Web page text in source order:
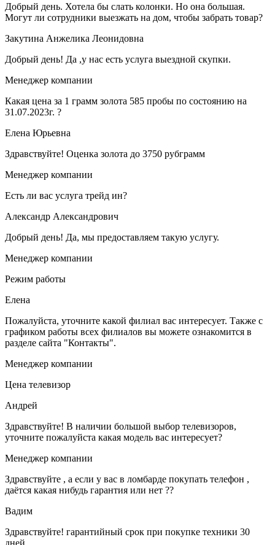
Добрый день. Хотела бы слать колонки. Но она большая.
Могут ли сотрудники выезжать на дом, чтобы забрать товар?
Закутина Анжелика Леонидовна
Добрый день! Да ,у нас есть услуга выездной скупки.
Менеджер компании
Какая цена за 1 грамм золота 585 пробы по состоянию на
31.07.2023г. ?
Елена Юрьевна
Здравствуйте! Оценка золота до 3750 рубграмм
Менеджер компании
Есть ли вас услуга трейд ин?
Александр Александрович
Добрый день! Да, мы предоставляем такую услугу.
Менеджер компании
Режим работы
Елена
Пожалуйста, уточните какой филиал вас интересует. Также с
графиком работы всех филиалов вы можете ознакомится в
разделе сайта "Контакты".
Менеджер компании
Цена телевизор
Андрей
Здравствуйте! В наличии большой выбор телевизоров,
уточните пожалуйста какая модель вас интересует?
Менеджер компании
Здравствуйте , а если у вас в ломбарде покупать телефон ,
даётся какая нибудь гарантия или нет ??
Вадим
Здравствуйте! гарантийный срок при покупке техники 30
дней